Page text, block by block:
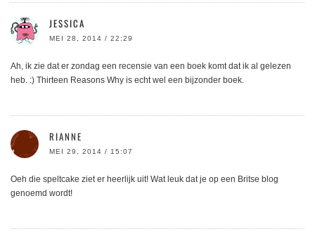
JESSICA
MEI 28, 2014 / 22:29
Ah, ik zie dat er zondag een recensie van een boek komt dat ik al gelezen
heb. :) Thirteen Reasons Why is echt wel een bijzonder boek.
RIANNE
MEI 29, 2014 / 15:07
Oeh die speltcake ziet er heerlijk uit! Wat leuk dat je op een Britse blog
genoemd wordt!